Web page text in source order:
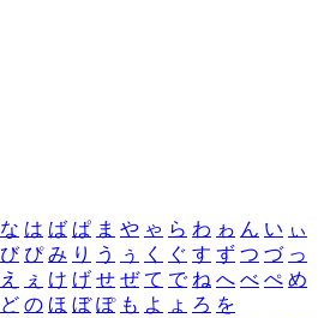
な は ば ぱ ま や ゃ ら わ ゎ ん い ぃ
び ぴ み り う ぅ く ぐ す ず つ づ っ
え ぇ け げ せ ぜ て で ね へ べ ぺ め
ど の ほ ぼ ぽ も よ ょ ろ を